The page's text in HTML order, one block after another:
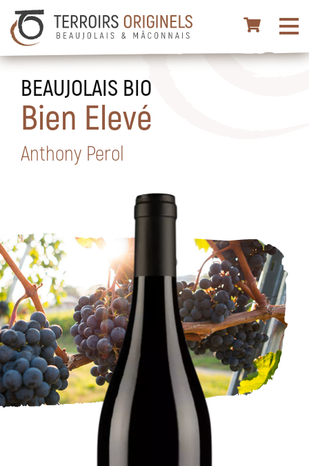
BEAUJOLAIS BIO
Bien Elevé
Anthony Perol